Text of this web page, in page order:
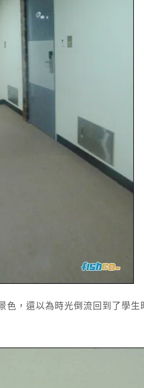
色，還以為時光倒流回到了學